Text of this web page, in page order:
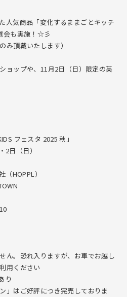
本棚】
まごとキッチン】
ッズトイ】
＆キッズベッド】
ルハンガー】
人気商品「変化するままごとキッチ
会も実施！☆彡
み頂戴いたします）
ョップや、11月2日（日）限定の英
フェスタ 2025 秋」
2日（日）
HOPPL）
ん。恐れ入りますが、お車でお越し
用ください
り
」はご好評につき完売しておりま